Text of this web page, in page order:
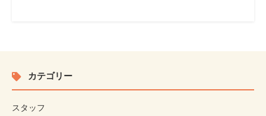
カテゴリー
スタッフ